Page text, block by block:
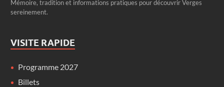
Mémoire, tradition et informations pratiques pour découvrir Verges
sereinement.
VISITE RAPIDE
Programme 2027
Billets